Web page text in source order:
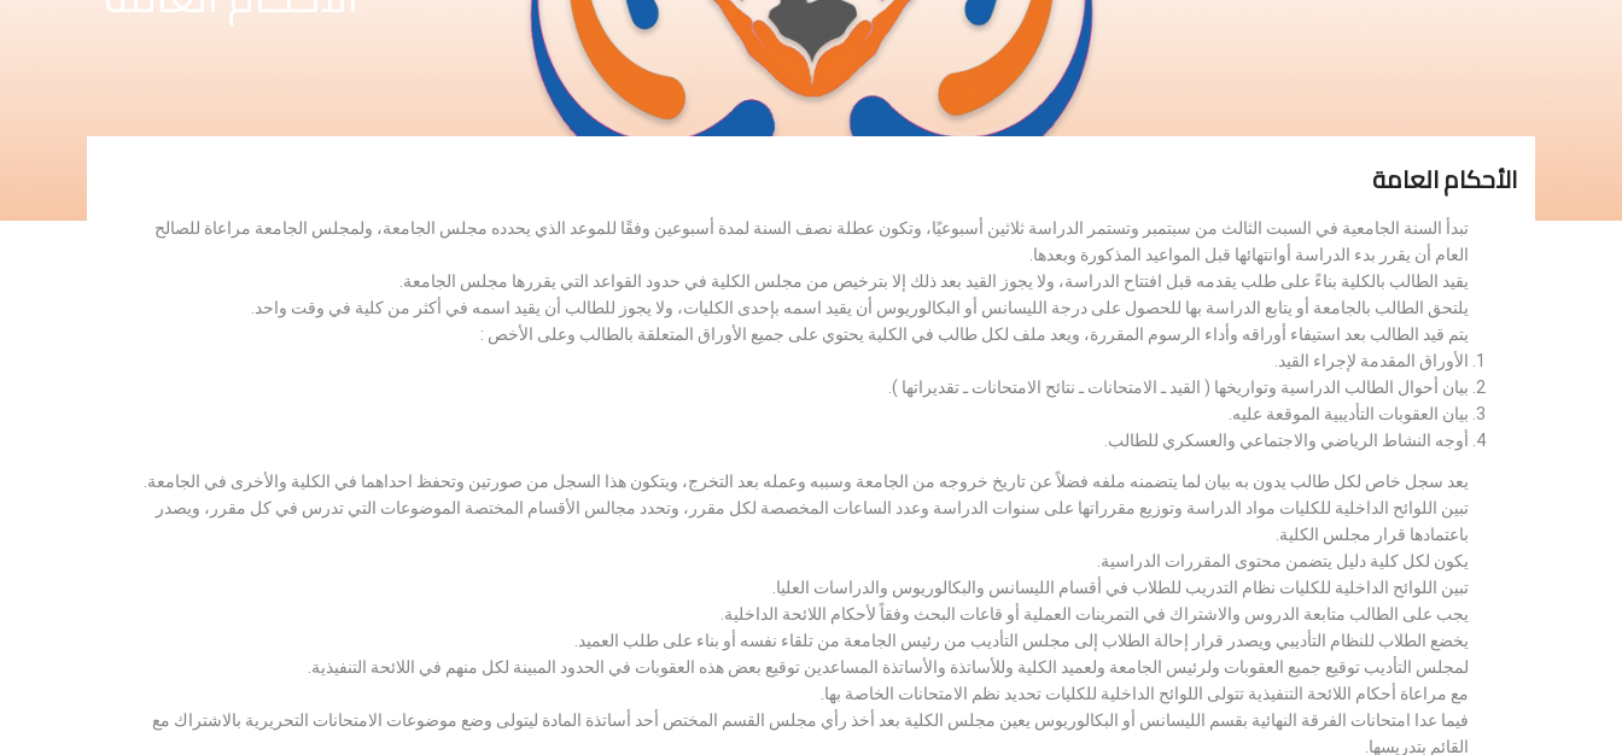
الأحكام العامة
تبدأ السنة الجامعية في السبت الثالث من سبتمبر وتستمر الدراسة ثلاثين أسبوعيًا، وتكون عطلة نصف السنة لمدة أسبوعين وفقًا للموعد الذي يحدده مجلس الجامعة، ولمجلس الجامعة مراعاة للصالح
العام أن يقرر بدء الدراسة أوانتهائها قبل المواعيد المذكورة وبعدها.
يقيد الطالب بالكلية بناءً على طلب يقدمه قبل افتتاح الدراسة، ولا يجوز القيد بعد ذلك إلا بترخيص من مجلس الكلية في حدود القواعد التي يقررها مجلس الجامعة.
يلتحق الطالب بالجامعة أو يتابع الدراسة بها للحصول على درجة الليسانس أو البكالوريوس أن يقيد اسمه بإحدى الكليات، ولا يجوز للطالب أن يقيد اسمه في أكثر من كلية في وقت واحد.
يتم قيد الطالب بعد استيفاء أوراقه وأداء الرسوم المقررة، ويعد ملف لكل طالب في الكلية يحتوي على جميع الأوراق المتعلقة بالطالب وعلى الأخص :
الأوراق المقدمة لإجراء القيد.
بيان أحوال الطالب الدراسية وتواريخها ( القيد ـ الامتحانات ـ نتائح الامتحانات ـ تقديراتها ).
بيان العقوبات التأديبية الموقعة عليه.
أوجه النشاط الرياضي والاجتماعي والعسكري للطالب.
يعد سجل خاص لكل طالب يدون به بيان لما يتضمنه ملفه فضلاً عن تاريخ خروجه من الجامعة وسببه وعمله بعد التخرج، ويتكون هذا السجل من صورتين وتحفظ احداهما في الكلية والأخرى في الجامعة.
تبين اللوائح الداخلية للكليات مواد الدراسة وتوزيع مقرراتها على سنوات الدراسة وعدد الساعات المخصصة لكل مقرر، وتحدد مجالس الأقسام المختصة الموضوعات التي تدرس في كل مقرر، ويصدر
باعتمادها قرار مجلس الكلية.
يكون لكل كلية دليل يتضمن محتوى المقررات الدراسية.
تبين اللوائح الداخلية للكليات نظام التدريب للطلاب في أقسام الليسانس والبكالوريوس والدراسات العليا.
يجب على الطالب متابعة الدروس والاشتراك في التمرينات العملية أو قاعات البحث وفقاً لأحكام اللائحة الداخلية.
يخضع الطلاب للنظام التأديبي ويصدر قرار إحالة الطلاب إلى مجلس التأديب من رئيس الجامعة من تلقاء نفسه أو بناء على طلب العميد.
لمجلس التأديب توقيع جميع العقوبات ولرئيس الجامعة ولعميد الكلية وللأساتذة والأساتذة المساعدين توقيع بعض هذه العقوبات في الحدود المبينة لكل منهم في اللائحة التنفيذية.
مع مراعاة أحكام اللائحة التنفيذية تتولى اللوائح الداخلية للكليات تحديد نظم الامتحانات الخاصة بها.
فيما عدا امتحانات الفرقة النهائية بقسم الليسانس أو البكالوريوس يعين مجلس الكلية بعد أخذ رأي مجلس القسم المختص أحد أساتذة المادة ليتولى وضع موضوعات الامتحانات التحريرية بالاشتراك مع
القائم بتدريسها.